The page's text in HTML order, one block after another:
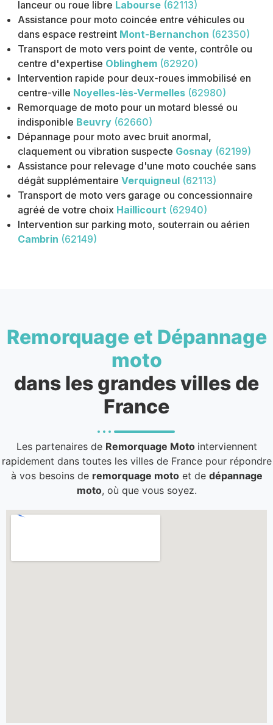
lanceur ou roue libre Labourse (62113)
Assistance pour moto coincée entre véhicules ou
dans espace restreint Mont-Bernanchon (62350)
Transport de moto vers point de vente, contrôle ou
centre d'expertise Oblinghem (62920)
Intervention rapide pour deux-roues immobilisé en
centre-ville Noyelles-lès-Vermelles (62980)
Remorquage de moto pour un motard blessé ou
indisponible Beuvry (62660)
Dépannage pour moto avec bruit anormal,
claquement ou vibration suspecte Gosnay (62199)
Assistance pour relevage d'une moto couchée sans
dégât supplémentaire Verquigneul (62113)
Transport de moto vers garage ou concessionnaire
agréé de votre choix Haillicourt (62940)
Intervention sur parking moto, souterrain ou aérien
Cambrin (62149)
Remorquage et Dépannage
moto
dans les grandes villes de
France
Les partenaires de Remorquage Moto interviennent
rapidement dans toutes les villes de France pour répondre
à vos besoins de remorquage motoet de dépannage
moto, où que vous soyez.